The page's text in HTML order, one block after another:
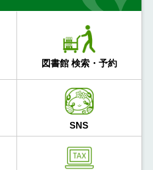
図書館 検索・予約
SNS